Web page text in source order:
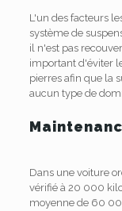
L'un des facteurs
système de
il n'est pas
important d'éviter
pierres afin que la
aucun type de
Dans une voiture
vérifié à 20 000
moyenne de 60